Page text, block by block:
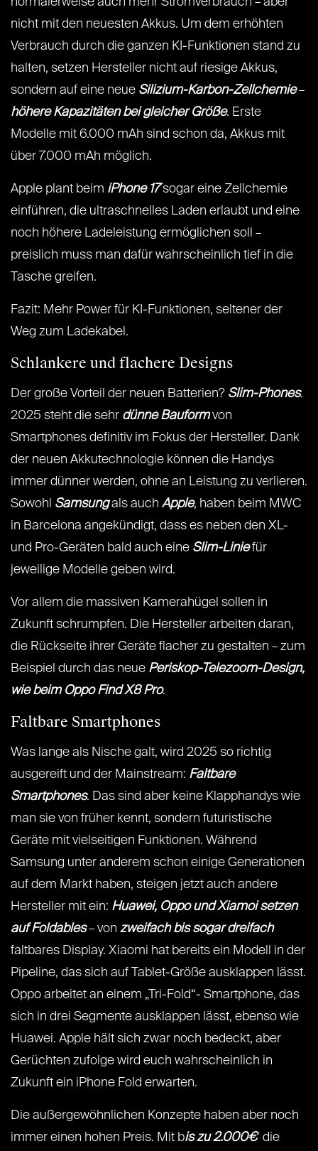
nicht mit den neuesten Akkus. Um dem erhöhten
Verbrauch durch die ganzen KI-Funktionen stand zu
halten, setzen Hersteller nicht auf riesige Akkus,
sondern auf eine neue Silizium-Karbon-Zellchemie–
höhere Kapazitäten bei gleicher Größe. Erste
Modelle mit 6.000 mAh sind schon da, Akkus mit
über 7.000 mAh möglich.
Apple plant beim iPhone 17 sogar eine Zellchemie
einführen, die ultraschnelles Laden erlaubt und eine
noch höhere Ladeleistung ermöglichen soll –
preislich muss man dafür wahrscheinlich tief in die
Tasche greifen.
Fazit: Mehr Power für KI-Funktionen, seltener der
Weg zum Ladekabel.
Schlankere und flachere Designs
Der große Vorteil der neuen Batterien? Slim-Phones.
2025 steht die sehr dünne Bauform von
Smartphones definitiv im Fokus der Hersteller. Dank
der neuen Akkutechnologie können die Handys
immer dünner werden, ohne an Leistung zu verlieren.
Sowohl Samsungals auch Apple, haben beim MWC
in Barcelona angekündigt, dass es neben den XL-
und Pro-Geräten bald auch eine Slim-Liniefür
jeweilige Modelle geben wird.
Vor allem die massiven Kamerahügel sollen in
Zukunft schrumpfen. Die Hersteller arbeiten daran,
die Rückseite ihrer Geräte flacher zu gestalten – zum
Beispiel durch das neue Periskop-Telezoom-Design,
wie beim Oppo Find X8 Pro.
Faltbare Smartphones
Was lange als Nische galt, wird 2025 so richtig
ausgereift und der Mainstream: Faltbare
Smartphones. Das sind aber keine Klapphandys wie
man sie von früher kennt, sondern futuristische
Geräte mit vielseitigen Funktionen. Während
Samsung unter anderem schon einige Generationen
auf dem Markt haben, steigen jetzt auch andere
Hersteller mit ein: Huawei, Oppo und Xiamoi setzen
auf Foldables– von zweifach bis sogar dreifach
faltbares Display. Xiaomi hat bereits ein Modell in der
Pipeline, das sich auf Tablet-Größe ausklappen lässt.
Oppo arbeitet an einem „Tri-Fold“- Smartphone, das
sich in drei Segmente ausklappen lässt, ebenso wie
Huawei. Apple hält sich zwar noch bedeckt, aber
Gerüchten zufolge wird euch wahrscheinlich in
Zukunft ein iPhone Fold erwarten.
Die außergewöhnlichen Konzepte haben aber noch
immer einen hohen Preis. Mit bis zu 2.000€ die